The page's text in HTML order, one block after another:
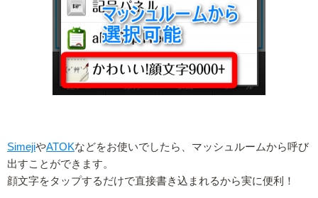
SimejiやATOKなどをお使いでしたら、マッシュルームから呼び
出すことができます。
顔文字をタップするだけで直接書き込まれるから実に便利！